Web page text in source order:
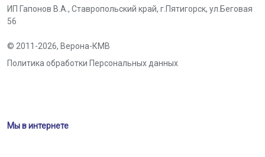
ИП Гапонов В.А., Ставропольский край, г.Пятигорск, ул.Беговая
56
© 2011-2026, Верона-КМВ
Политика обработки Персональных данных
Мы в интернете